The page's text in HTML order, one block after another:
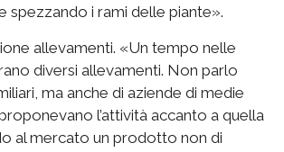
spezzando i rami delle piante».
allevamenti. «Un tempo nelle
diversi allevamenti. Non parlo
ma anche di aziende di medie
l’attività accanto a quella
al mercato un prodotto non di